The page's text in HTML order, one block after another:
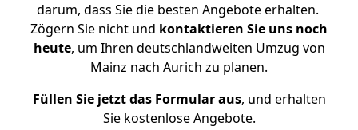
darum, dass Sie die besten Angebote erhalten.
Zögern Sie nicht und kontaktieren Sie uns noch
heute, um Ihren deutschlandweiten Umzug von
Mainz nach Aurich zu planen.
Füllen Sie jetzt das Formular aus, und erhalten
Sie kostenlose Angebote.